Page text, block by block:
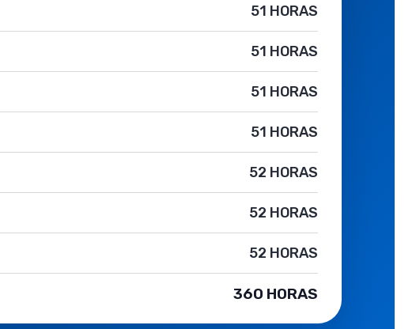
51 HORAS
51 HORAS
51 HORAS
51 HORAS
52 HORAS
52 HORAS
52 HORAS
360 HORAS